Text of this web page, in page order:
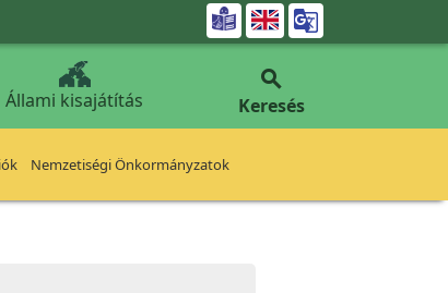

Állami kisajátítás

Keresés
Nemzetiségi Önkormányzatok